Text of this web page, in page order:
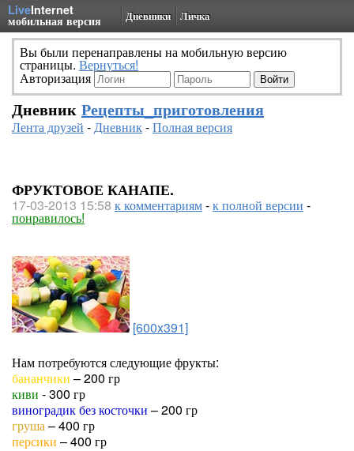
LiveInternet
мобильная версия Дневники Личка
Вы были перенаправлены на мобильную версию
страницы. Вернуться!
Авторизация
Дневник Рецепты_приготовления
Лента друзей -Дневник-Полная версия
ФРУКТОВОЕ КАНАПЕ.
17-03-2013 15:58 к комментариям-к полной версии -
понравилось!
[600x391]
Нам потребуются следующие фрукты:
бананчики – 200 гр
киви - 300 гр
виноградик без косточки – 200 гр
груша– 400 гр
персики – 400 гр